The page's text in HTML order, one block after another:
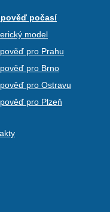
počasí
model
pro Prahu
pro Brno
pro Ostravu
pro Plzeň